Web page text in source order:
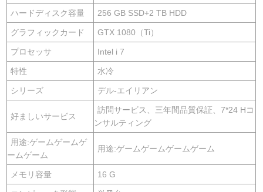
ハードディスク容量 256 GB SSD+2 TB HDD
グラフィックカード GTX 1080（Ti）
プロセッサ Intel i 7
特性 水冷
シリーズ デル-エイリアン
好ましいサービス
訪問サービス、三年間品質保証、7*24 Hコ
ンサルティング
用途:ゲームゲームゲ
ームゲーム
用途:ゲームゲームゲームゲーム
メモリ容量 16 G